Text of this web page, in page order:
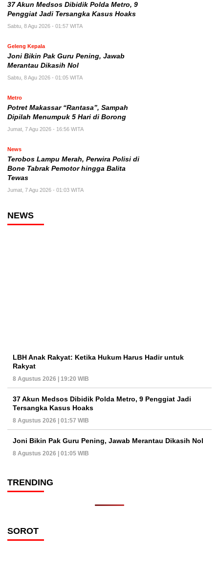
37 Akun Medsos Dibidik Polda Metro, 9
Penggiat Jadi Tersangka Kasus Hoaks
Sabtu, 8 Agu 2026 - 01:57 WITA
Geleng Kepala
Joni Bikin Pak Guru Pening, Jawab
Merantau Dikasih Nol
Sabtu, 8 Agu 2026 - 01:05 WITA
Metro
Potret Makassar “Rantasa”, Sampah
Dipilah Menumpuk 5 Hari di Borong
Jumat, 7 Agu 2026 - 16:56 WITA
News
Terobos Lampu Merah, Perwira Polisi di
Bone Tabrak Pemotor hingga Balita
Tewas
Jumat, 7 Agu 2026 - 01:03 WITA
NEWS
LBH Anak Rakyat: Ketika Hukum Harus Hadir untuk
Rakyat
8 Agustus 2026 | 19:20 WIB
37 Akun Medsos Dibidik Polda Metro, 9 Penggiat Jadi
Tersangka Kasus Hoaks
8 Agustus 2026 | 01:57 WIB
Joni Bikin Pak Guru Pening, Jawab Merantau Dikasih Nol
8 Agustus 2026 | 01:05 WIB
TRENDING
SOROT